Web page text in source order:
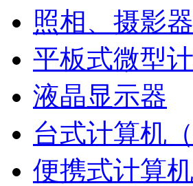
照相、摄影
平板式微型
液晶显示器
台式计算机
便携式计算机